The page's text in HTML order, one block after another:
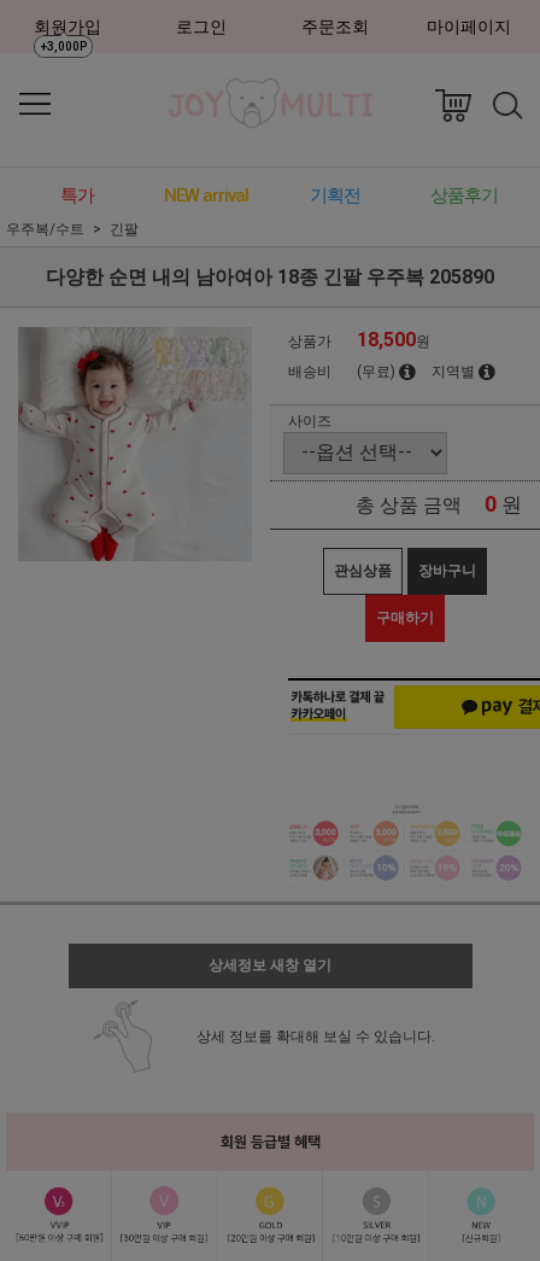
회원가입
+3,000P
로그인 주문조회 마이페이지
특가 NEW arrival 기획전 상품후기
우주복/수트 긴팔
다양한 순면 내의 남아여아 18종 긴팔 우주복 205890
상품가 18,500원
배송비
(무료) 지역별
사이즈
총 상품 금액 0 원
관심상품 장바구니
구매하기
상세정보 새창 열기
상세 정보를 확대해 보실 수 있습니다.